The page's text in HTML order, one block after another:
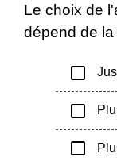
Le choix de
dépend de
check_box_outline_blank
check_box_outline_blank
check_box_outline_blank